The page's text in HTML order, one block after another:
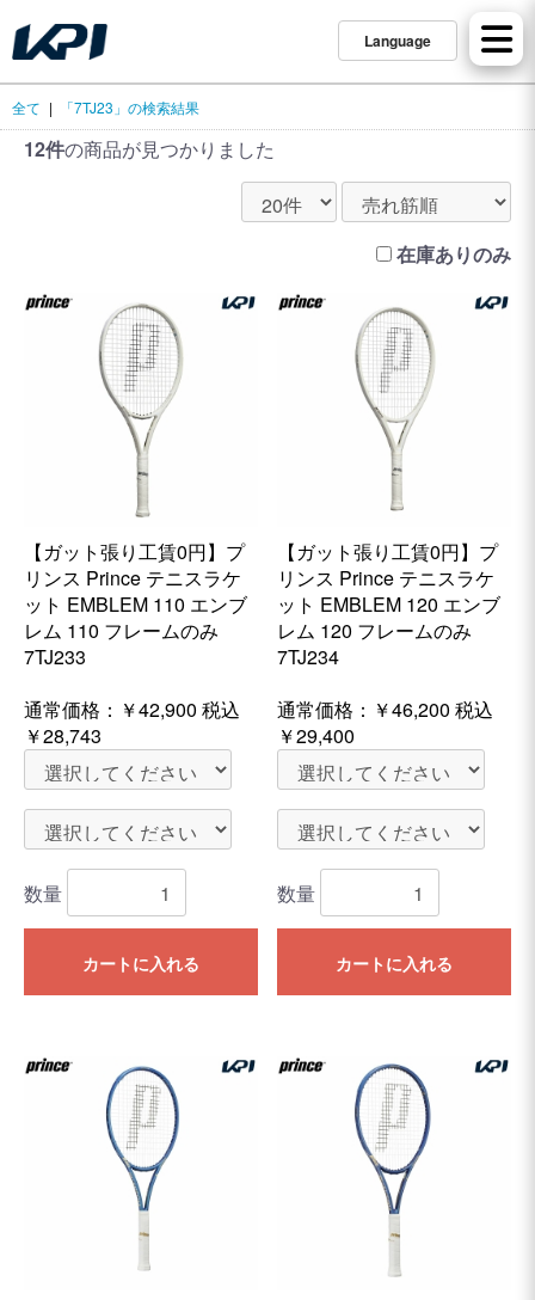
Language
全て | 「7TJ23」の検索結果
12件の商品が見つかりました
在庫ありのみ
【ガット張り工賃0円】プ
リンス Prince テニスラケ
ット EMBLEM 110 エンブ
レム 110 フレームのみ
7TJ233
通常価格： ￥42,900 税込
￥28,743
数量
カートに入れる
【ガット張り工賃0円】プ
リンス Prince テニスラケ
ット EMBLEM 120 エンブ
レム 120 フレームのみ
7TJ234
通常価格： ￥46,200 税込
￥29,400
数量
カートに入れる